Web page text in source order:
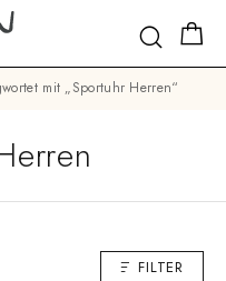
mit „Sportuhr Herren“
FILTER